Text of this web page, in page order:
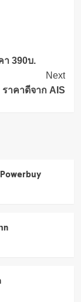
า 390บ.
Next
ราคาดีจาก AIS
ท